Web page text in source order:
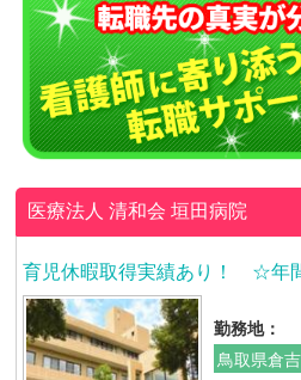
医療法人 清和会垣田病院
育児休暇取得実績あり！ ☆年
勤務地：
鳥取県倉